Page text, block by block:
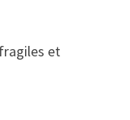
et